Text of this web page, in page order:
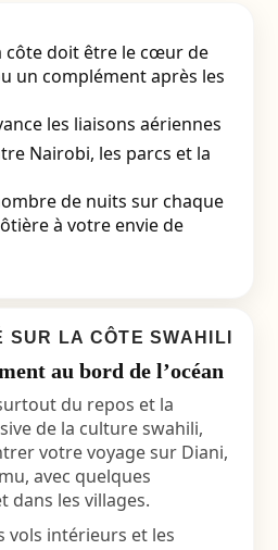
côte doit être le cœur de
un complément après les
les liaisons aériennes
Nairobi, les parcs et la
de nuits sur chaque
à votre envie de
SUR LA CÔTE SWAHILI
au bord de l’océan
du repos et la
de la culture swahili,
votre voyage sur Diani,
avec quelques
dans les villages.
vols intérieurs et les